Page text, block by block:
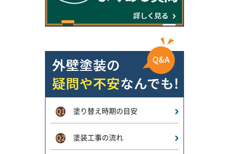
Q1 塗り替え時期の目安
Q2 塗装工事の流れ